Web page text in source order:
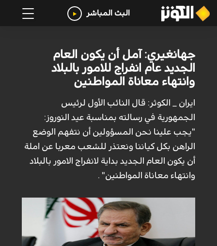
البث المباشر
جهانغيري: آمل أن يكون العام
الجديد عام انفراج للامور بالبلاد
وانتهاء معاناة المواطنين
ايران _ الكوثر: قال النائب الأول لرئيس
الجمهورية في رسالته بمناسبة عيد النوروز:
"يجب علينا نحن المسؤولين أن نتفهم الوضع
الراهن بكل كياننا ونعتذر للشعب معربا عن املة
أن يكون العام الجديد بداية لانفراج الامور بالبلاد
وانتهاء معاناة المواطنين" .